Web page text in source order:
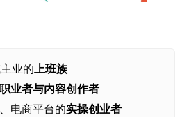
业的 上班族
业者与内容创作者
电商平台的实操创业者